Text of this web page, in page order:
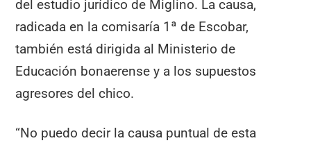
del estudio jurídico de Miglino. La causa,
radicada en la comisaría 1ª de Escobar,
también está dirigida al Ministerio de
Educación bonaerense y a los supuestos
agresores del chico.
“No puedo decir la causa puntual de esta